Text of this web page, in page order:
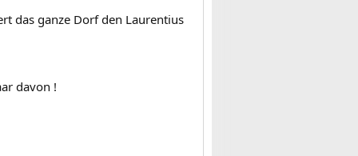
das ganze Dorf den Laurentius
davon !